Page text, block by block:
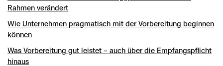
Rahmen verändert
Wie Unternehmen pragmatisch mit der Vorbereitung beginnen
können
Was Vorbereitung gut leistet – auch über die Empfangspflicht
hinaus